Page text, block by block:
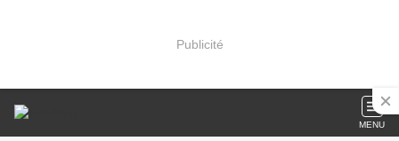
Publicité
MENU